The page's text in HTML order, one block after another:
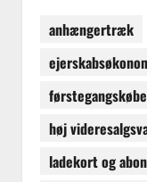
anhængertræk
høj
ladekort og